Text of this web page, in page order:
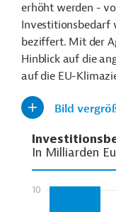
erhöht werden -
Investitionsbedarf
beziffert. Mit der
Hinblick auf die
auf die EU-
Bild